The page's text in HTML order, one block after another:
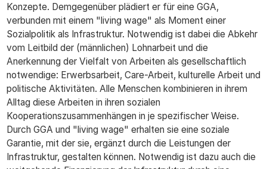
Konzepte. Demgegenüber plädiert er für eine GGA,
verbunden mit einem "living wage" als Moment einer
Sozialpolitik als Infrastruktur. Notwendig ist dabei die Abkehr
vom Leitbild der (männlichen) Lohnarbeit und die
Anerkennung der Vielfalt von Arbeiten als gesellschaftlich
notwendige: Erwerbsarbeit, Care-Arbeit, kulturelle Arbeit und
politische Aktivitäten. Alle Menschen kombinieren in ihrem
Alltag diese Arbeiten in ihren sozialen
Kooperationszusammenhängen in je spezifischer Weise.
Durch GGA und "living wage" erhalten sie eine soziale
Garantie, mit der sie, ergänzt durch die Leistungen der
Infrastruktur, gestalten können. Notwendig ist dazu auch die